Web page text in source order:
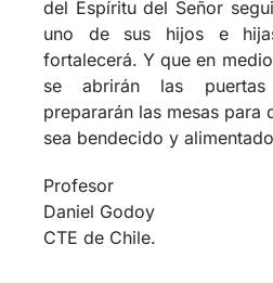
fortalecerá. Y que en
se abrirán las
prepararán las mesas para
sea bendecido y alimentado.
Profesor
CTE de Chile.
Actualidad,CTE